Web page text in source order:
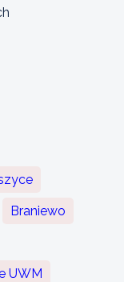
Braniewo
UWM